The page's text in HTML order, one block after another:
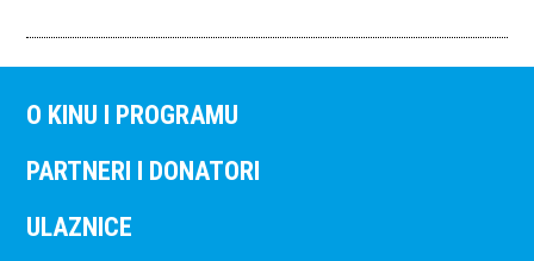
O KINU I PROGRAMU
PARTNERI I DONATORI
ULAZNICE